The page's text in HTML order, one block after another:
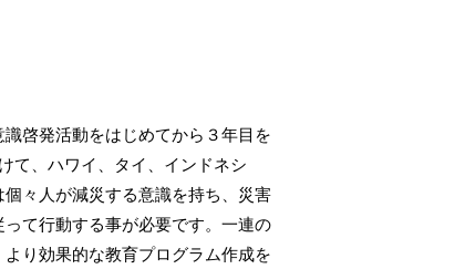
啓発活動をはじめてから３年目を
て、ハワイ、タイ、インドネシ
々人が減災する意識を持ち、災害
て行動する事が必要です。一連の
り効果的な教育プログラム作成を